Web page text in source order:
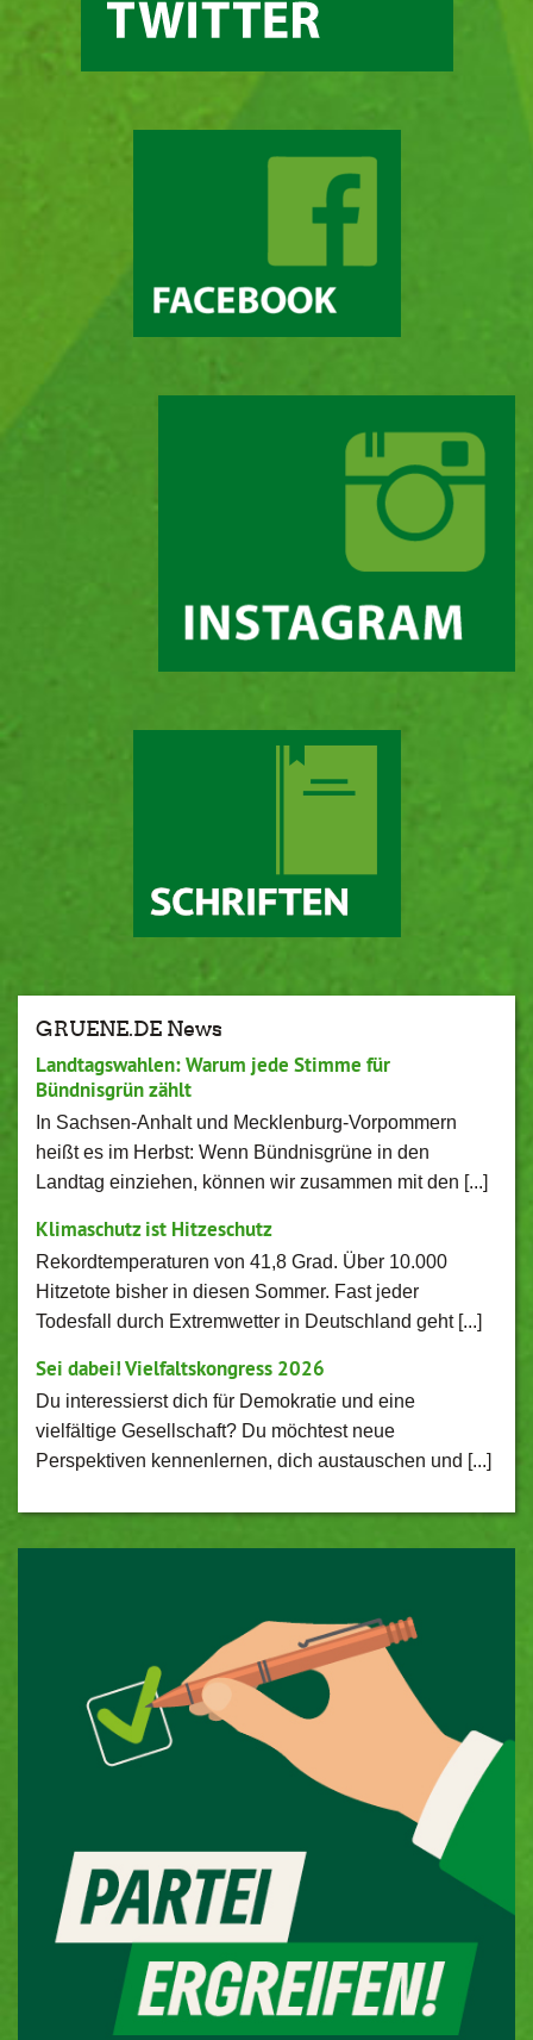
GRUENE.DE News
Landtagswahlen: Warum jede Stimme für
Bündnisgrün zählt
In Sachsen-Anhalt und Mecklenburg-Vorpommern
heißt es im Herbst: Wenn Bündnisgrüne in den
Landtag einziehen, können wir zusammen mit den [...]
Klimaschutz ist Hitzeschutz
Rekordtemperaturen von 41,8 Grad. Über 10.000
Hitzetote bisher in diesen Sommer. Fast jeder
Todesfall durch Extremwetter in Deutschland geht [...]
Sei dabei! Vielfaltskongress 2026
Du interessierst dich für Demokratie und eine
vielfältige Gesellschaft? Du möchtest neue
Perspektiven kennenlernen, dich austauschen und [...]